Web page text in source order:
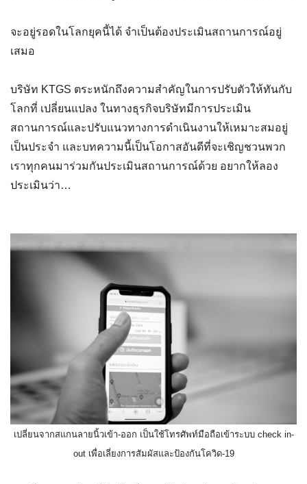
จะอยู่รอดในโลกยุคนี้ได้ จำเป็นต้องประเมินสถานการณ์อยู่
เสมอ
บริษัท KTGS ตระหนักถึงความสำคัญในการปรับตัวให้ทันกับ
โลกที่ เปลี่ยนแปลง ในทางธุรกิจบริษัทมีการประเมิน
สถานการณ์และปรับแนวทางการดำเนินงานให้เหมาะสมอยู่
เป็นประจำ และบทความนี้เป็นโอกาสอันดีที่จะเชิญชวนพวก
เราทุกคนมาร่วมกันประเมินสถานการณ์ด้วย อยากให้ลอง
ประเมินว่า…
เปลี่ยนจากสแกนลายนิ้วเข้า-ออก เป็นใช้โทรศัพท์มือถือเข้าระบบ check in-
out เพื่อเลี่ยงการสัมผัสและป้องกันโควิด-19